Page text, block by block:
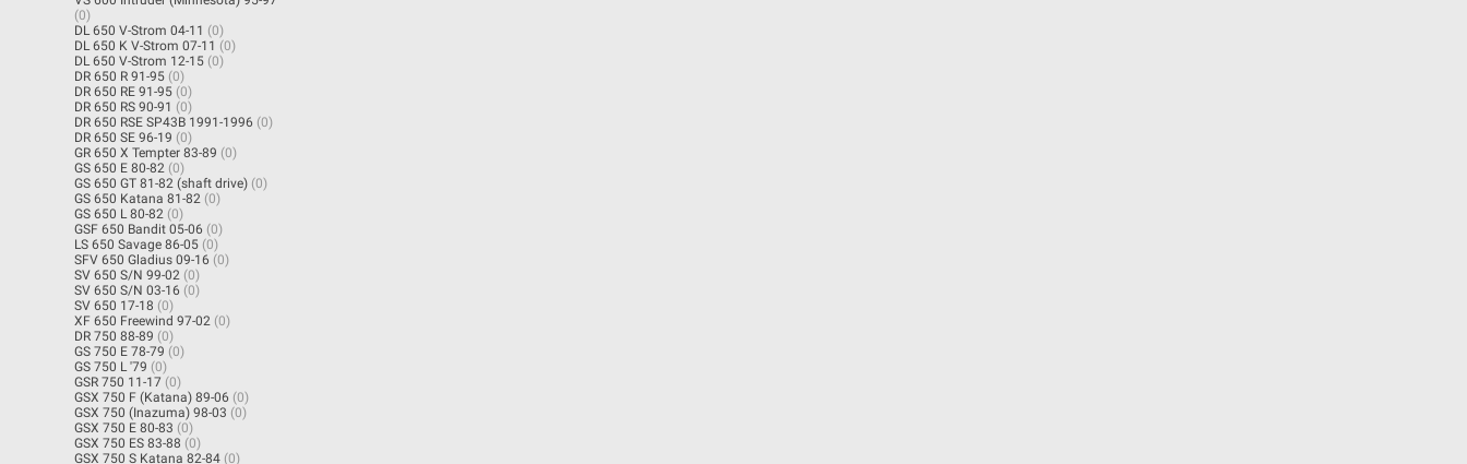
(0)
DL 650 V-Strom 04-11 (0)
DL 650 K V-Strom 07-11 (0)
DL 650 V-Strom 12-15 (0)
DR 650 R 91-95 (0)
DR 650 RE 91-95 (0)
DR 650 RS 90-91 (0)
DR 650 RSE SP43B 1991-1996 (0)
DR 650 SE 96-19 (0)
GR 650 X Tempter 83-89 (0)
GS 650 E 80-82 (0)
GS 650 GT 81-82 (shaft drive) (0)
GS 650 Katana 81-82 (0)
GS 650 L 80-82 (0)
GSF 650 Bandit 05-06 (0)
LS 650 Savage 86-05 (0)
SFV 650 Gladius 09-16 (0)
SV 650 S/N 99-02 (0)
SV 650 S/N 03-16 (0)
SV 650 17-18 (0)
XF 650 Freewind 97-02 (0)
DR 750 88-89 (0)
GS 750 E 78-79 (0)
GS 750 L '79 (0)
GSR 750 11-17 (0)
GSX 750 F (Katana) 89-06 (0)
GSX 750 (Inazuma) 98-03 (0)
GSX 750 E 80-83 (0)
GSX 750 ES 83-88 (0)
GSX 750 S Katana 82-84 (0)